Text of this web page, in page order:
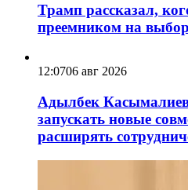
Трамп рассказал,
преемником на
12:0706 авг 2026
Адылбек
запускать новые
расширять